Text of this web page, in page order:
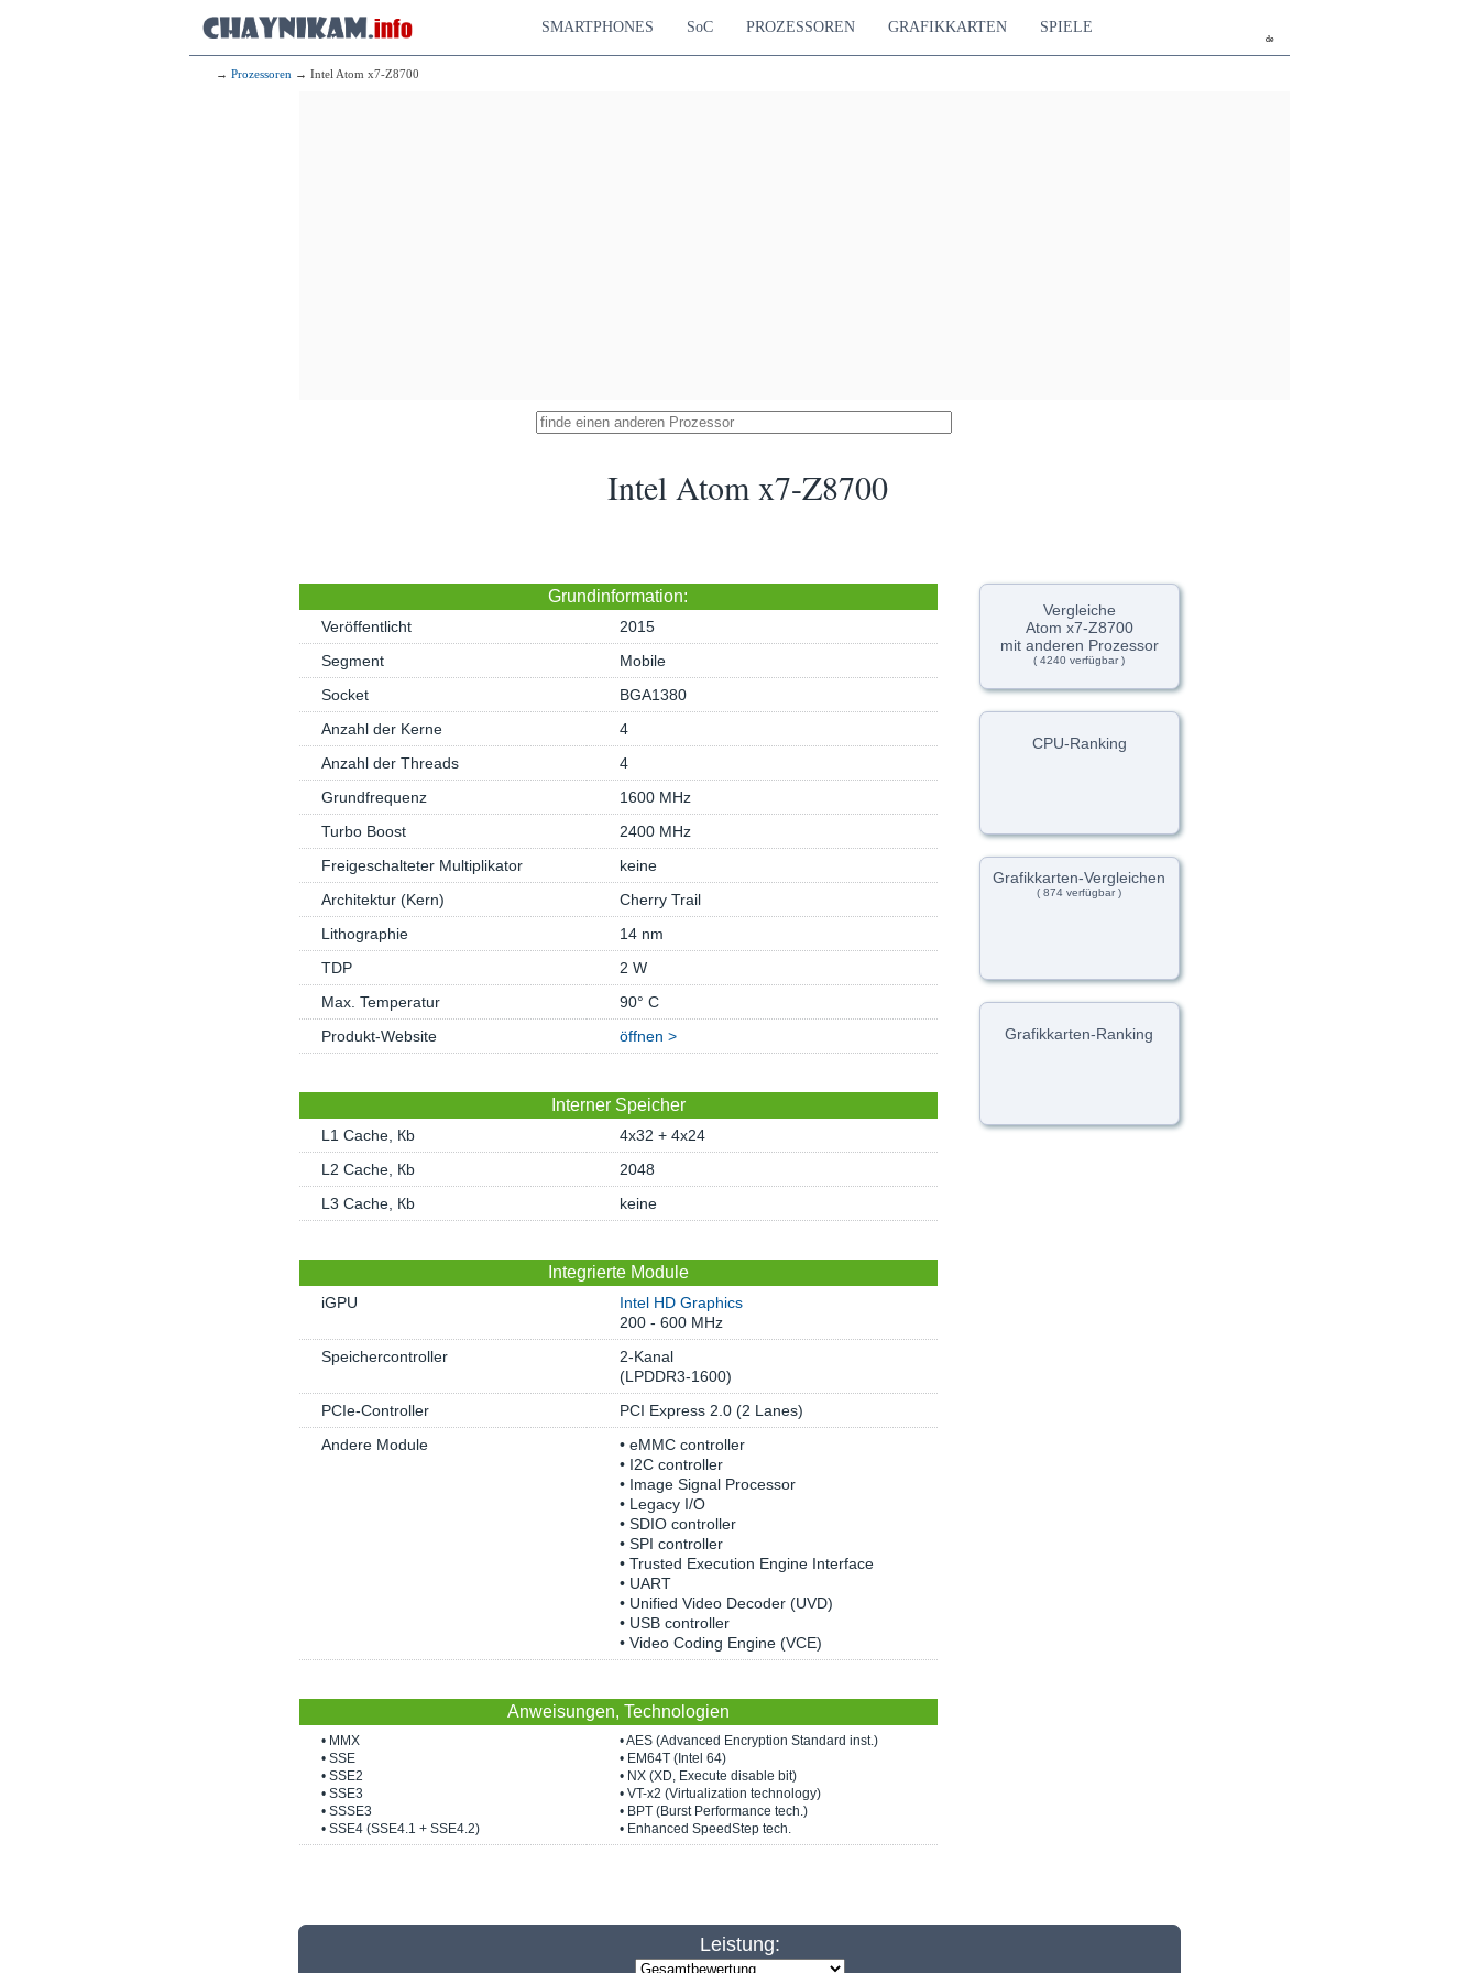
de
SMARTPHONES SoC PROZESSOREN GRAFIKKARTEN SPIELE
→ Prozessoren → Intel Atom x7-Z8700
Intel Atom x7-Z8700
Grundinformation:
Veröffentlicht
2015
Segment
Mobile
Socket
BGA1380
Anzahl der Kerne
4
Anzahl der Threads
4
Grundfrequenz
1600 MHz
Turbo Boost
2400 MHz
Freigeschalteter Multiplikator
keine
Architektur (Kern)
Cherry Trail
Lithographie
14 nm
TDP
2 W
Max. Temperatur
90° C
Produkt-Website
öffnen >
Interner Speicher
L1 Cache, Кb
4x32 + 4x24
L2 Cache, Кb
2048
L3 Cache, Кb
keine
Integrierte Module
iGPU
Intel HD Graphics
200 - 600 MHz
Speichercontroller
2-Kanal
(LPDDR3-1600)
PCIe-Controller
PCI Express 2.0 (2 Lanes)
Andere Module
• eMMC controller
• I2C controller
• Image Signal Processor
• Legacy I/O
• SDIO controller
• SPI controller
• Trusted Execution Engine Interface
• UART
• Unified Video Decoder (UVD)
• USB controller
• Video Coding Engine (VCE)
Anweisungen, Technologien
• MMX
• SSE
• SSE2
• SSE3
• SSSE3
• SSE4 (SSE4.1 + SSE4.2)
• AES (Advanced Encryption Standard inst.)
• EM64T (Intel 64)
• NX (XD, Execute disable bit)
• VT-x2 (Virtualization technology)
• BPT (Burst Performance tech.)
• Enhanced SpeedStep tech.
Vergleiche
Atom x7-Z8700
mit anderen Prozessor
( 4240 verfügbar )
CPU-Ranking
Grafikkarten-Vergleichen
( 874 verfügbar )
Grafikkarten-Ranking
Leistung: